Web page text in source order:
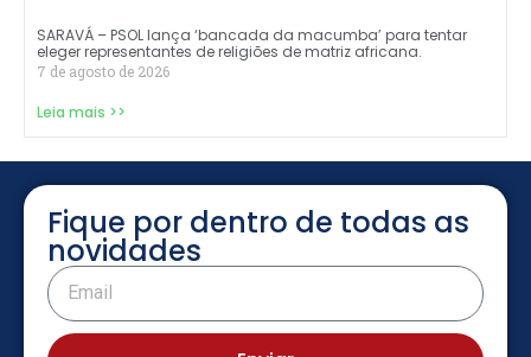
SARAVÁ – PSOL lança ‘bancada da macumba’ para tentar
eleger representantes de religiões de matriz africana.
7 de agosto de 2026
Leia mais >>
Fique por dentro de todas as
novidades